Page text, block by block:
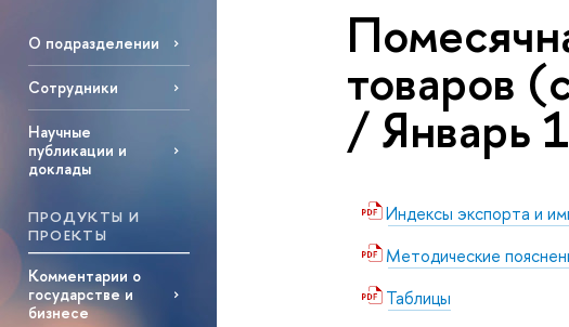
О подразделении
Сотрудники
Научные
публикации и
доклады
ПРОДУКТЫ И
ПРОЕКТЫ
Комментарии о
государстве и
бизнесе
товаров
/ Январь
Индексы экспорта и
Методические
Таблицы